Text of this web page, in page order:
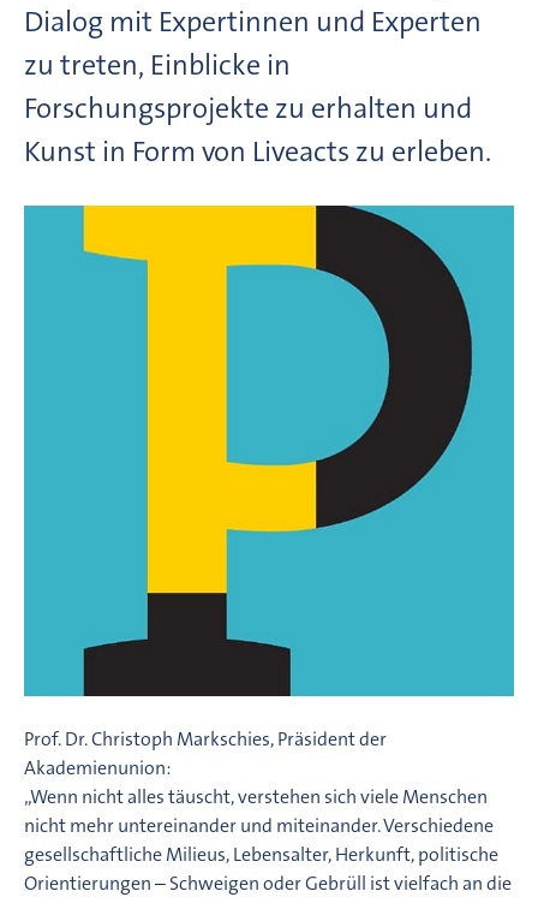
Dialog mit Expertinnen und Experten
zu treten, Einblicke in
Forschungsprojekte zu erhalten und
Kunst in Form von Liveacts zu erleben.
Prof. Dr. Christoph Markschies, Präsident der
Akademienunion:
„Wenn nicht alles täuscht, verstehen sich viele Menschen
nicht mehr untereinander und miteinander. Verschiedene
gesellschaftliche Milieus, Lebensalter, Herkunft, politische
Orientierungen – Schweigen oder Gebrüll ist vielfach an die